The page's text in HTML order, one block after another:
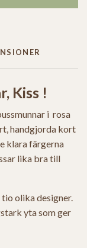
Kiss !
i rosa
handgjorda kort
klara färgerna
lika bra till
olika designer.
yta som ger